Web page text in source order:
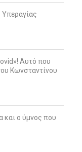
Αυτό που
Κωνσταντίνου
και ο ύμνος που